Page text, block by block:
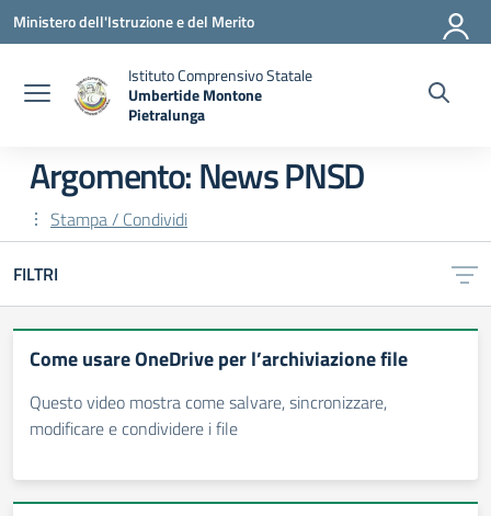
Vai ai contenuti
Vai al menu di navigazione
Vai al footer
Ministero dell'Istruzione e del Merito
Istituto Comprensivo Statale
Umbertide Montone
Pietralunga
Argomento: News PNSD
Stampa / Condividi
FILTRI
Come usare ‎OneDrive‎ per l’archiviazione file
Questo video mostra come salvare, sincronizzare,
modificare e condividere i file